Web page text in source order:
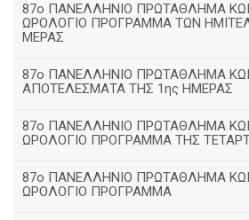
87ο ΠΑΝΕΛΛΗΝΙΟ ΠΡΩΤΑΘΛΗΜΑ
ΩΡΟΛΟΓΙΟ ΠΡΟΓΡΑΜΜΑ ΤΩΝ
ΜΕΡΑΣ
87ο ΠΑΝΕΛΛΗΝΙΟ ΠΡΩΤΑΘΛΗΜΑ
ΑΠΟΤΕΛΕΣΜΑΤΑ ΤΗΣ 1ης ΗΜΕΡΑΣ
87ο ΠΑΝΕΛΛΗΝΙΟ ΠΡΩΤΑΘΛΗΜΑ
ΩΡΟΛΟΓΙΟ ΠΡΟΓΡΑΜΜΑ ΤΗΣ
87ο ΠΑΝΕΛΛΗΝΙΟ ΠΡΩΤΑΘΛΗΜΑ
ΩΡΟΛΟΓΙΟ ΠΡΟΓΡΑΜΜΑ